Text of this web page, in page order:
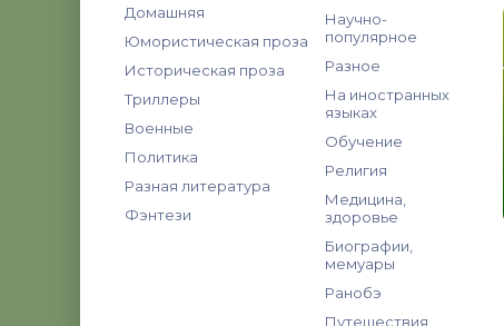
Домашняя
Юмористическая проза
Историческая проза
Триллеры
Военные
Политика
Разная литература
Фэнтези
Научно-
популярное
Разное
На иностранных
языках
Обучение
Религия
Медицина,
здоровье
Биографии,
мемуары
Ранобэ
Путешествия